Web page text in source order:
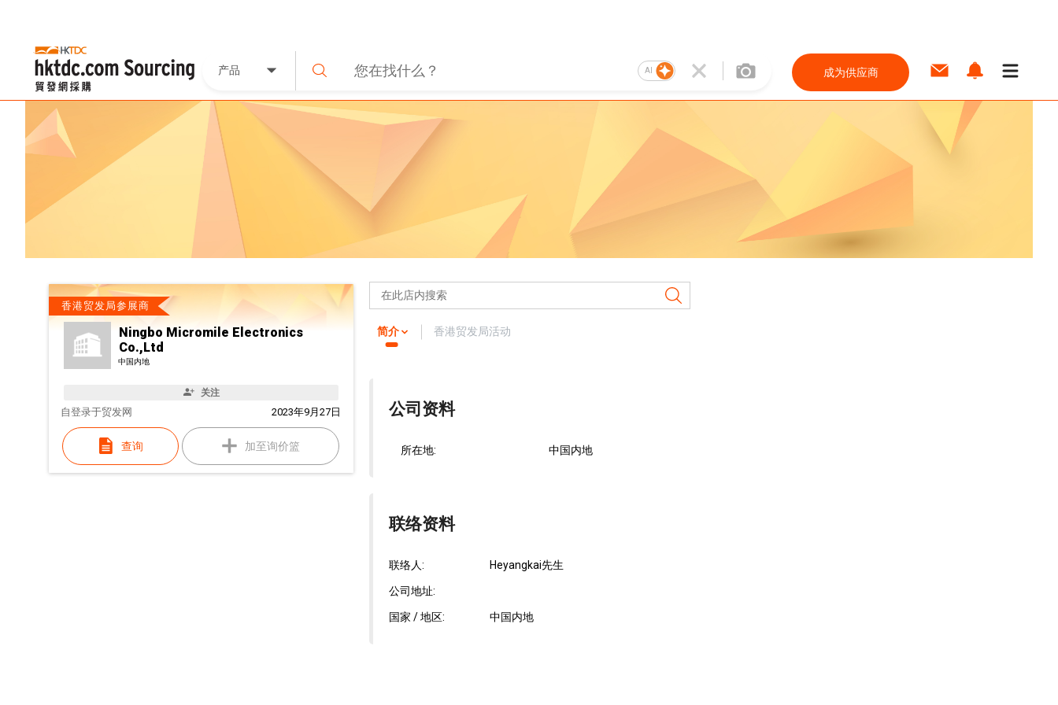
产品 AI 成为供应商
香港贸发局参展商
Ningbo Micromile Electronics
Co.,Ltd
中国内地
关注
自 2023年9月27日
登录于贸发网
查询 加至询价篮
简介 香港贸发局活动
公司资料
所在地: 中国内地
联络资料
联络人: Heyangkai先生
公司地址:
国家 / 地区: 中国内地